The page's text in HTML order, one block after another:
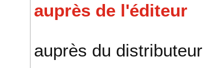
auprès de l'éditeur
auprès du distributeur